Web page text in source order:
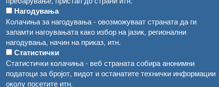
Нагодувања
Колачиња за нагодувања - овозможуваат страната да ги
запамти нагоувањата како избор на јазик, регионални
нагодувања, начин на приказ, итн.
Статистички
Статистички колачиња - веб страната собира анонимни
податоци за бројот, видот и останатите технички информации
околу посетите итн.